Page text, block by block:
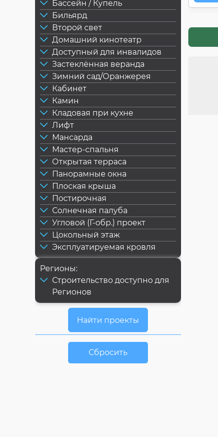
Бассейн / Купель
Бильярд
Второй свет
Домашний кинотеатр
Доступный для инвалидов
Застеклённая веранда
Зимний сад/Оранжерея
Кабинет
Камин
Кладовая при кухне
Лифт
Мансарда
Мастер-спальня
Открытая терраса
Панорамные окна
Плоская крыша
Постирочная
Солнечная палуба
Угловой (Г-обр.) проект
Цокольный этаж
Эксплуатируемая кровля
Регионы:
Строительство доступно для
Регионов
Сбросить